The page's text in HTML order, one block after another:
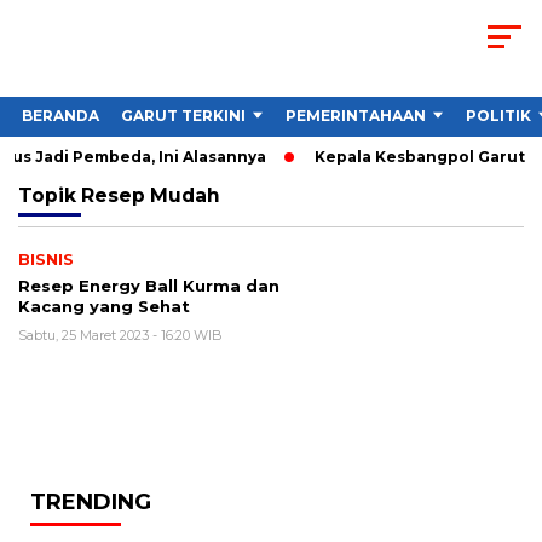
BERANDA GARUT TERKINI PEMERINTAHAAN POLITIK
Jadi Pembeda, Ini Alasannya Kepala Kesbangpol Garut
Topik Resep Mudah
BISNIS
Resep Energy Ball Kurma dan
Kacang yang Sehat
Sabtu, 25 Maret 2023 - 16:20 WIB
TRENDING